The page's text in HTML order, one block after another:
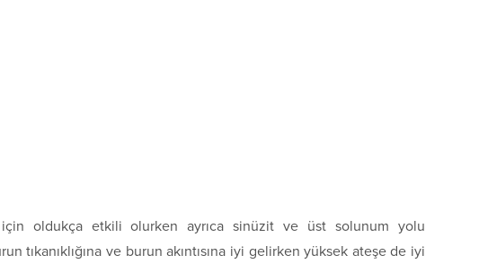
için oldukça etkili olurken ayrıca sinüzit ve üst solunum yolu
tıkanıklığına ve burun akıntısına iyi gelirken yüksek ateşe de iyi